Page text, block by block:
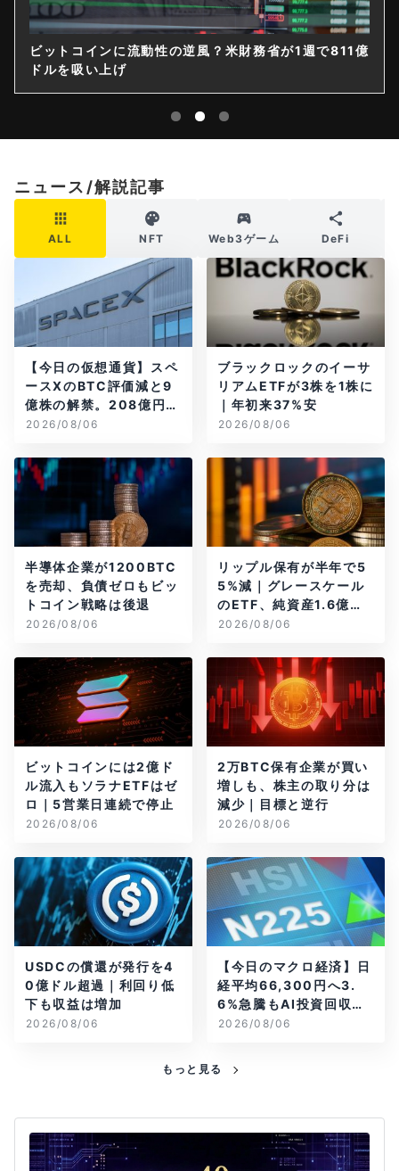
ビットコインに流動性の逆風？米財務省が1週で811億
ドルを吸い上げ
ニュース/解説記事
ALL NFT Web3ゲーム DeFi
【今日の仮想通貨】スペ
ースXのBTC評価減と9
億株の解禁。208億円相
当のBTCが盗難
2026/08/06
ブラックロックのイーサ
リアムETFが3株を1株に
｜年初来37%安
2026/08/06
半導体企業が1200BTC
を売却、負債ゼロもビッ
トコイン戦略は後退
2026/08/06
リップル保有が半年で5
5%減｜グレースケール
のETF、純資産1.6億ド
ル減
2026/08/06
ビットコインには2億ド
ル流入もソラナETFはゼ
ロ｜5営業日連続で停止
2026/08/06
2万BTC保有企業が買い
増しも、株主の取り分は
減少｜目標と逆行
2026/08/06
USDCの償還が発行を4
0億ドル超過｜利回り低
下も収益は増加
2026/08/06
【今日のマクロ経済】日
経平均66,300円へ3.
6%急騰もAI投資回収懸
念が再燃
2026/08/06
もっと見る